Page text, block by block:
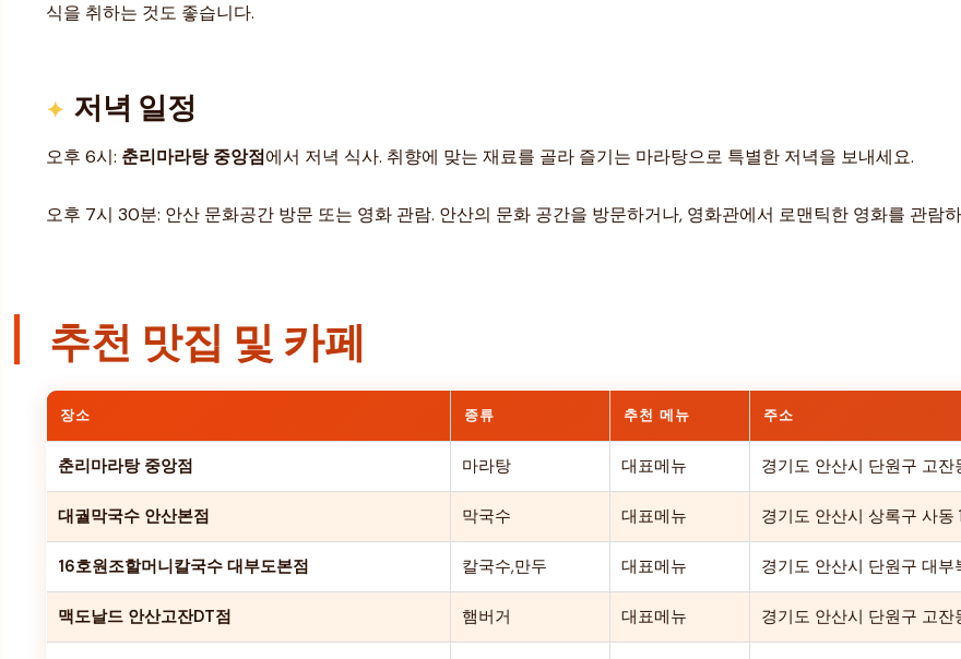
식을 취하는 것도 좋습니다.
저녁 일정
오후 6시: 춘리마라탕 중앙점에서 저녁 식사. 취향에 맞는 재료를 골라 즐기는 마라탕으로 특별한 저녁을 보내세요.
오후 7시 30분: 안산 문화공간 방문 또는 영화 관람. 안산의 문화 공간을 방문하거나, 영화관에서 로맨틱한 영화를 관람
추천 맛집 및 카페
장소 종류 추천 메뉴 주소
춘리마라탕 중앙점 마라탕 대표메뉴 경기도 안산시 단원구 고
대궐막국수 안산본점 막국수 대표메뉴 경기도 안산시 상록구 사동
16호원조할머니칼국수 대부도본점 칼국수,만두 대표메뉴 경기도 안산시 단원구 대부
맥도날드 안산고잔DT점 햄버거 대표메뉴 경기도 안산시 단원구 고